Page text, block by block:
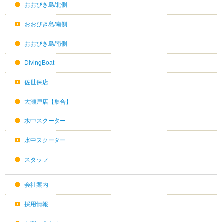
おおびき島/北側
おおびき島/南側
おおびき島/南側
DivingBoat
佐世保店
大瀬戸店【集合】
水中スクーター
水中スクーター
スタッフ
会社案内
採用情報